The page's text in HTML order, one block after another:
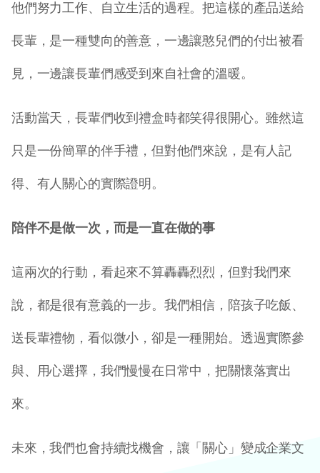
他們努力工作、自立生活的過程。把這樣的產品送給
長輩，是一種雙向的善意，一邊讓憨兒們的付出被看
見，一邊讓長輩們感受到來自社會的溫暖。
活動當天，長輩們收到禮盒時都笑得很開心。雖然這
只是一份簡單的伴手禮，但對他們來說，是有人記
得、有人關心的實際證明。
陪伴不是做一次，而是一直在做的事
這兩次的行動，看起來不算轟轟烈烈，但對我們來
說，都是很有意義的一步。我們相信，陪孩子吃飯、
送長輩禮物，看似微小，卻是一種開始。透過實際參
與、用心選擇，我們慢慢在日常中，把關懷落實出
來。
未來，我們也會持續找機會，讓「關心」變成企業文